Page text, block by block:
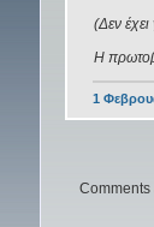
(Δεν έχει
Η
1